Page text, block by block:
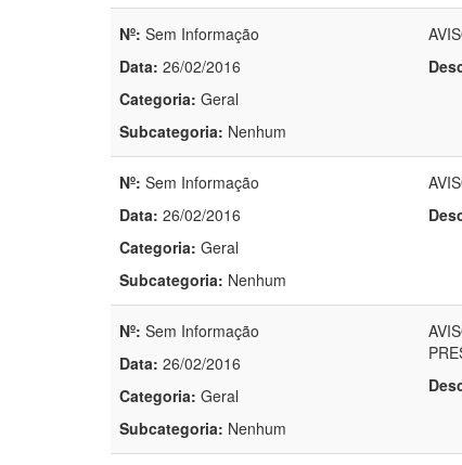
Nº: Sem Informação
Data: 26/02/2016
Categoria: Geral
Subcategoria: Nenhum
Nº: Sem Informação
Data: 26/02/2016
Categoria: Geral
Subcategoria: Nenhum
Nº: Sem Informação
Data: 26/02/2016
Categoria: Geral
Subcategoria: Nenhum